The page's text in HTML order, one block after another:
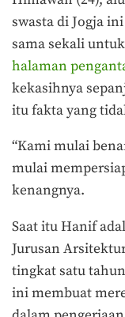
swasta di Jogja
sama sekali
halaman
kekasihnya
itu fakta yang
“Kami mulai
mulai
kenangnya.
Saat itu Hanif
Jurusan
tingkat satu
ini membuat